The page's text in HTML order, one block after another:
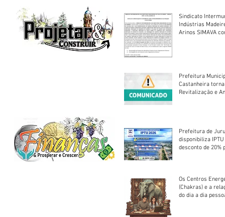
Sindicato
Indústrias
Arinos SIMAVA convoca à
Prefeitura
Castanheira
Revitalização e
Prefeitura de
disponibiliza
desconto de 20%
Os Centros
(Chakras) e a
do dia a dia